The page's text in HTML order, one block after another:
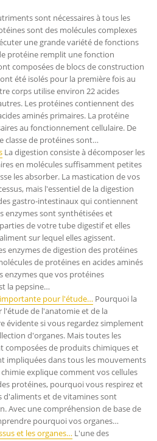
sont nécessaires à tous les
sont des molécules complexes
une grande variété de fonctions
protéine remplit une fonction
composées de blocs de construction
été isolés pour la première fois au
corps utilise environ 22 acides
Les protéines contiennent des
aminés primaires. La protéine
au fonctionnement cellulaire. De
classe de protéines sont…
La digestion consiste à décomposer les
en molécules suffisamment petites
les absorber. La mastication de vos
mais l'essentiel de la digestion
gastro-intestinaux qui contiennent
enzymes sont synthétisées et
de votre tube digestif et elles
sur lequel elles agissent.
enzymes de digestion des protéines
de protéines en acides aminés
enzymes que vos protéines
la pepsine…
pour l'étude… Pourquoi la
de l'anatomie et de la
évidente si vous regardez simplement
d'organes. Mais toutes les
composées de produits chimiques et
impliquées dans tous les mouvements
explique comment vos cellules
protéines, pourquoi vous respirez et
d'aliments et de vitamines sont
Avec une compréhension de base de
pourquoi vos organes…
et les organes… L'une des